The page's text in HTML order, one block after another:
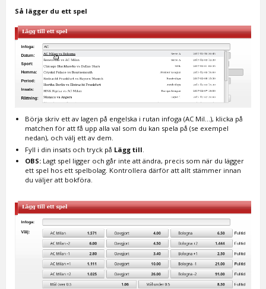
Så lägger du ett spel
Börja skriv ett av lagen på engelska i rutan infoga (AC Mil...), klicka på
matchen för att få upp alla val som du kan spela på (se exempel
nedan), och välj ett av dem.
Fyll i din insats och tryck på Lägg till
OBS: Lagt spel ligger och går inte att ändra, precis som när du lägger
ett spel hos ett spelbolag. Kontrollera därför att allt stämmer innan
du väljer att bokföra.